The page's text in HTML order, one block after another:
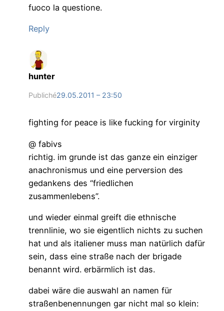
fuoco la questione.
Reply
hunter
Publiché29.05.2011 – 23:50
fighting for peace is like fucking for virginity
@ fabivs
richtig. im grunde ist das ganze ein einziger
anachronismus und eine perversion des
gedankens des “friedlichen
zusammenlebens”.
und wieder einmal greift die ethnische
trennlinie, wo sie eigentlich nichts zu suchen
hat und als italiener muss man natürlich dafür
sein, dass eine straße nach der brigade
benannt wird. erbärmlich ist das.
dabei wäre die auswahl an namen für
straßenbenennungen gar nicht mal so klein: